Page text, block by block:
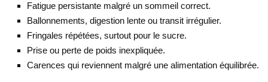
Fatigue persistante malgré un sommeil correct.
Ballonnements, digestion lente ou transit irrégulier.
Fringales répétées, surtout pour le sucre.
Prise ou perte de poids inexpliquée.
Carences qui reviennent malgré une alimentation équilibrée.